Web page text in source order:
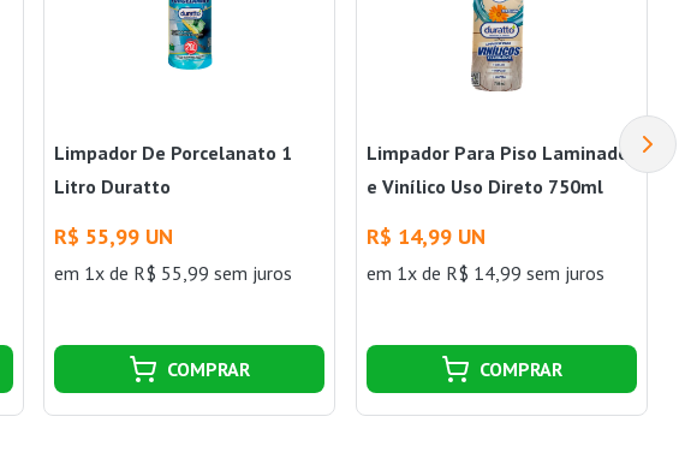
Limpador De Porcelanato 1
Litro Duratto
R$ 55,99 UN
em 1x de R$ 55,99 sem juros
COMPRAR
Limpador Para Piso Laminado
e Vinílico Uso Direto 750ml
R$ 14,99 UN
em 1x de R$ 14,99 sem juros
COMPRAR